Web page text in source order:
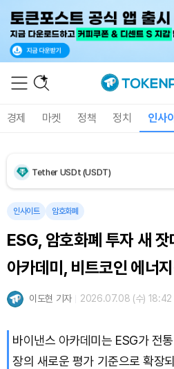
경제 마켓 정책 정치 인사
Tether USDt (USDT)
BNB (BNB)
USDC (USDC)
XRP (XRP)
TRON (TRX)
인사이트 암호화폐
ESG, 암호화폐 투자 새
아카데미, 비트코인 에너
이도현 기자 2026.07.08 (수) 18:42
바이낸스 아카데미는 ESG가 전
장의 새로운 평가 기준으로 확장